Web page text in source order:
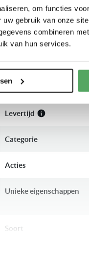
om functies
gebruik van onze
combineren
van hun services.
informatie
Merk
Artikelnummer
Productlijn
Garantie
Levertijd
Categorie
Acties
Unieke eigenschappen
Soort